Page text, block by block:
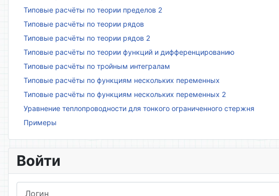
Типовые расчёты по теории пределов 2
Типовые расчёты по теории рядов
Типовые расчёты по теории рядов 2
Типовые расчёты по теории функций и дифференцированию
Типовые расчёты по тройным интегралам
Типовые расчёты по функциям нескольких переменных
Типовые расчёты по функциям нескольких переменных 2
Уравнение теплопроводности для тонкого ограниченного стержня
Примеры
Войти